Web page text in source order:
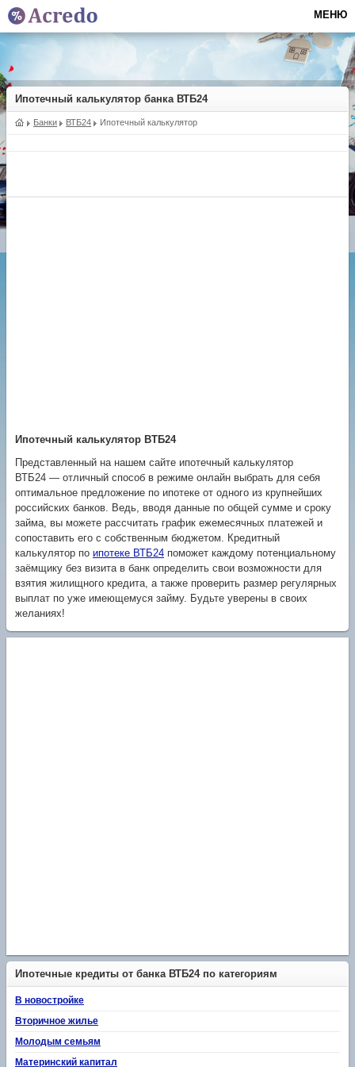
Ипотечный калькулятор банка ВТБ24
Банки ВТБ24 Ипотечный калькулятор
Ипотечный калькулятор ВТБ24
Представленный на нашем сайте ипотечный калькулятор
ВТБ24 — отличный способ в режиме онлайн выбрать для себя
оптимальное предложение по ипотеке от одного из крупнейших
российских банков. Ведь, вводя данные по общей сумме и сроку
займа, вы можете рассчитать график ежемесячных платежей и
сопоставить его с собственным бюджетом. Кредитный
калькулятор по ипотеке ВТБ24 поможет каждому потенциальному
заёмщику без визита в банк определить свои возможности для
взятия жилищного кредита, а также проверить размер регулярных
выплат по уже имеющемуся займу. Будьте уверены в своих
желаниях!
Ипотечные кредиты от банка ВТБ24 по категориям
В новостройке
Вторичное жилье
Молодым семьям
Материнский капитал
МЕНЮ